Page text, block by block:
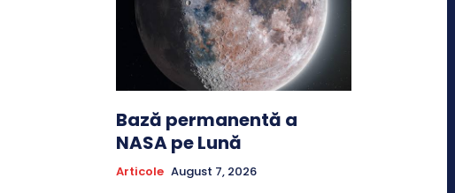
Bază permanentă a
NASA pe Lună
Articole August 7, 2026